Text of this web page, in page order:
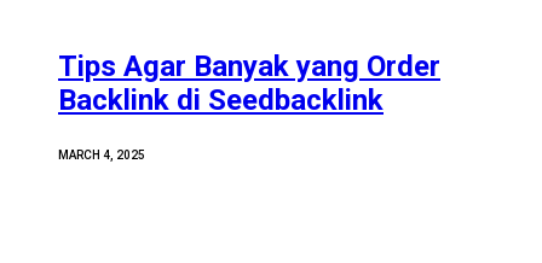
Tips Agar Banyak yang Order
Backlink di Seedbacklink
MARCH 4, 2025